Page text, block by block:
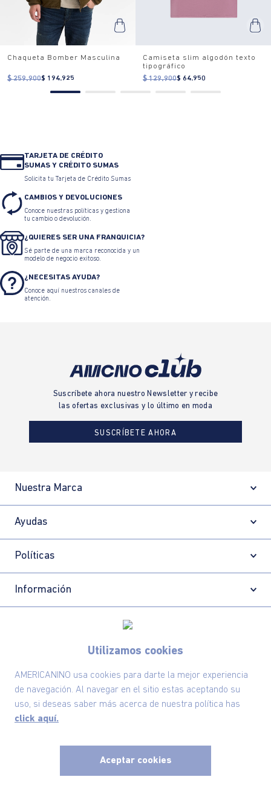
Utilizamos cookies
AMERICANINO usa cookies para darte la mejor experiencia
de navegación. Al navegar en el sitio estas aceptando su
uso, si deseas saber más acerca de nuestra política has
click aquí.
Aceptar cookies
Chaqueta Bomber Masculina
$ 259.900$ 194.925
Camiseta slim algodón texto
tipográfico
$ 129.900$ 64.950
TARJETA DE CRÉDITO
SUMAS Y CRÉDITO SUMAS
Solicita tu Tarjeta de Crédito Sumas
CAMBIOS Y DEVOLUCIONES
Conoce nuestras políticas y gestiona
tu cambio o devolución.
¿QUIERES SER UNA FRANQUICIA?
Sé parte de una marca reconocida y un
modelo de negocio exitoso.
¿NECESITAS AYUDA?
Conoce aquí nuestros canales de
atención.
Suscríbete ahora nuestro Newsletter y recibe
las ofertas exclusivas y lo último en moda
SUSCRÍBETE AHORA
Nuestra Marca
Ayudas
Políticas
Información